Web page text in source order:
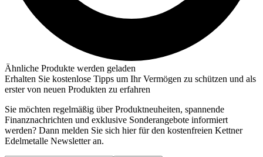
Ähnliche Produkte werden geladen
Erhalten Sie kostenlose Tipps um Ihr Vermögen zu schützen und als
erster von neuen Produkten zu erfahren
Sie möchten regelmäßig über Produktneuheiten, spannende
Finanznachrichten und exklusive Sonderangebote informiert
werden? Dann melden Sie sich hier für den kostenfreien Kettner
Edelmetalle Newsletter an.